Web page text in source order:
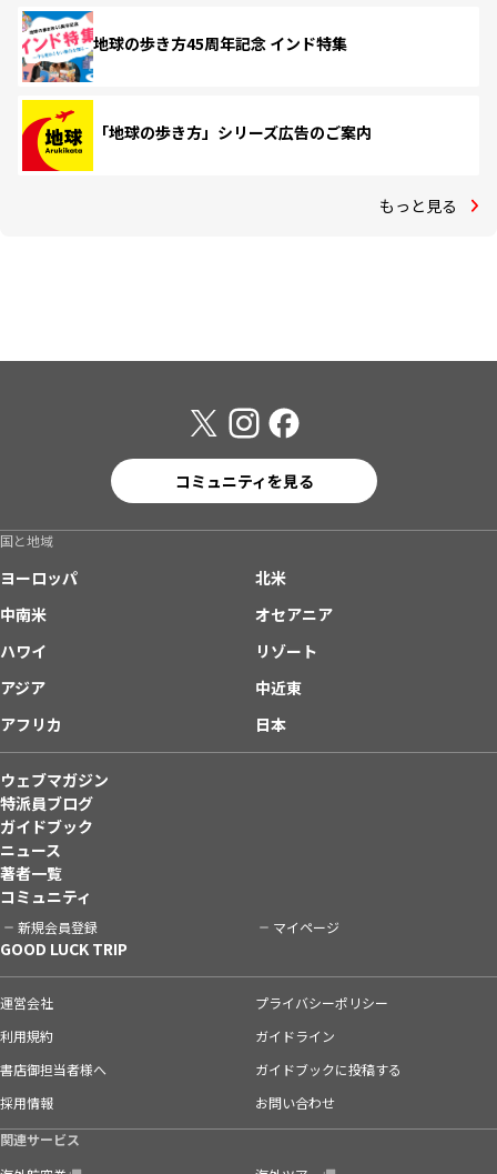
地球の歩き方45周年記念 インド特集
「地球の歩き方」シリーズ広告のご案内
もっと見る
コミュニティを見る
国と地域
ヨーロッパ
北米
中南米
オセアニア
ハワイ
リゾート
アジア
中近東
アフリカ
日本
ウェブマガジン
特派員ブログ
ガイドブック
ニュース
著者一覧
コミュニティ
新規会員登録 マイページ
GOOD LUCK TRIP
運営会社
プライバシーポリシー
利用規約
ガイドライン
書店御担当者様へ
ガイドブックに投稿する
採用情報
お問い合わせ
関連サービス